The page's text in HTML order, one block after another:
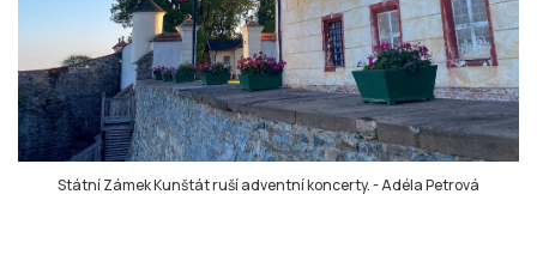
Státní Zámek Kunštát ruší adventní koncerty.-Adéla Petrová